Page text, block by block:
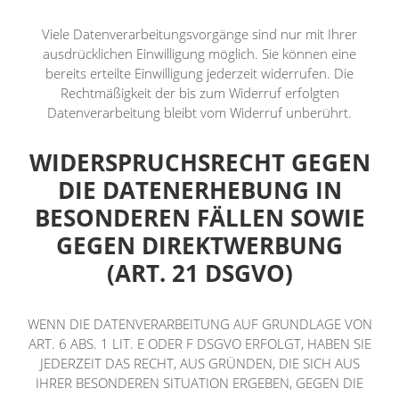
Viele Datenverarbeitungsvorgänge sind nur mit Ihrer
ausdrücklichen Einwilligung möglich. Sie können eine
bereits erteilte Einwilligung jederzeit widerrufen. Die
Rechtmäßigkeit der bis zum Widerruf erfolgten
Datenverarbeitung bleibt vom Widerruf unberührt.
WIDERSPRUCHSRECHT GEGEN
DIE DATENERHEBUNG IN
BESONDEREN FÄLLEN SOWIE
GEGEN DIREKTWERBUNG
(ART. 21 DSGVO)
WENN DIE DATENVERARBEITUNG AUF GRUNDLAGE VON
ART. 6 ABS. 1 LIT. E ODER F DSGVO ERFOLGT, HABEN SIE
JEDERZEIT DAS RECHT, AUS GRÜNDEN, DIE SICH AUS
IHRER BESONDEREN SITUATION ERGEBEN, GEGEN DIE